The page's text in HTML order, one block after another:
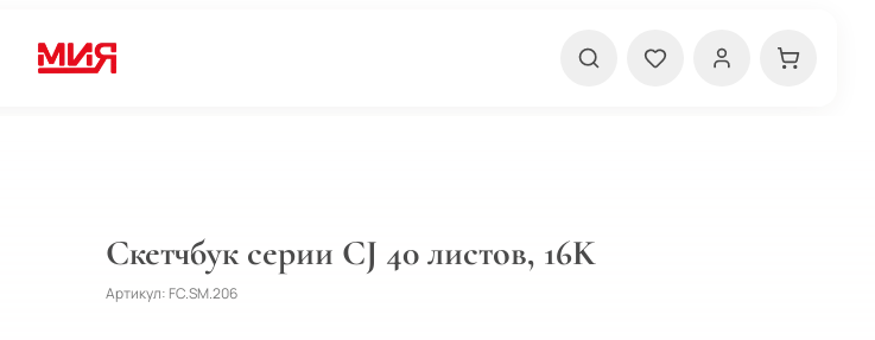
Скетчбук серии CJ 40 листов, 16K
Артикул: FC.SM.206